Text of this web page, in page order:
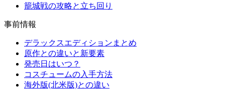
籠城戦の攻略と立ち回り
事前情報
デラックスエディションまとめ
原作との違いと新要素
発売日はいつ？
コスチュームの入手方法
海外版(北米版)との違い